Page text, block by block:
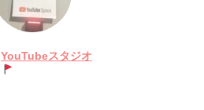
YouTubeスタジオ